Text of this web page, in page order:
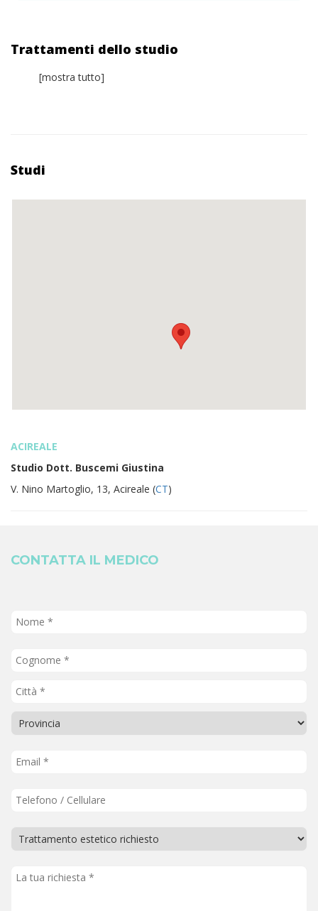
Trattamenti dello studio
[mostra tutto]
Studi
ACIREALE
Studio Dott. Buscemi Giustina
V. Nino Martoglio, 13, Acireale (CT)
CONTATTA IL MEDICO